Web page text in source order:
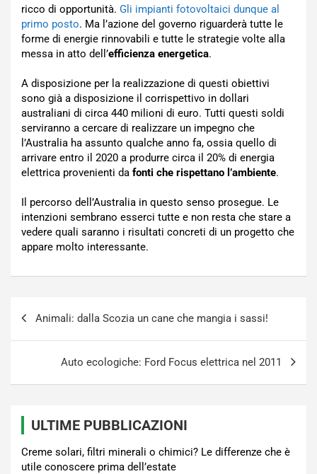
ricco di opportunità. Gli impianti fotovoltaici dunque al
primo posto. Ma l’azione del governo riguarderà tutte le
forme di energie rinnovabili e tutte le strategie volte alla
messa in atto dell’efficienza energetica.
A disposizione per la realizzazione di questi obiettivi
sono già a disposizione il corrispettivo in dollari
australiani di circa 440 milioni di euro. Tutti questi soldi
serviranno a cercare di realizzare un impegno che
l’Australia ha assunto qualche anno fa, ossia quello di
arrivare entro il 2020 a produrre circa il 20% di energia
elettrica provenienti da fonti che rispettano l’ambiente.
Il percorso dell’Australia in questo senso prosegue. Le
intenzioni sembrano esserci tutte e non resta che stare a
vedere quali saranno i risultati concreti di un progetto che
appare molto interessante.
Animali: dalla Scozia un cane che mangia i sassi!
Auto ecologiche: Ford Focus elettrica nel 2011
ULTIME PUBBLICAZIONI
Creme solari, filtri minerali o chimici? Le differenze che è
utile conoscere prima dell’estate